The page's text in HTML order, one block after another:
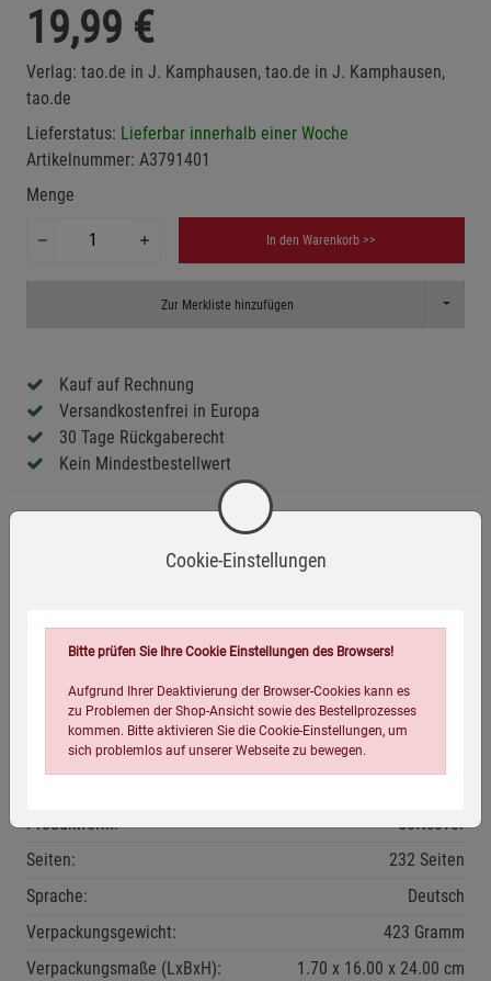
19,99 €
Verlag: tao.de in J. Kamphausen, tao.de in J. Kamphausen,
tao.de
Lieferstatus: Lieferbar innerhalb einer Woche
Artikelnummer: A3791401
Menge
In den Warenkorb >>
Zur Merkliste hinzufügen Toggle
Kauf auf Rechnung
Versandkostenfrei in Europa
30 Tage Rückgaberecht
Kein Mindestbestellwert
Verlag /
tao.de in J. Kamphausen, tao.de in J.
9783958028760
ISBN-10:
Produktform:
Softcover
Seiten:
232 Seiten
Sprache:
Deutsch
Verpackungsgewicht:
423 Gramm
Verpackungsmaße (LxBxH):
1.70 16.00 24.00 cm
Cookie-Einstellungen
Bitte prüfen Sie Ihre Cookie Einstellungen des Browsers!
Aufgrund Ihrer Deaktivierung der Browser-Cookies kann es
zu Problemen der Shop-Ansicht sowie des Bestellprozesses
kommen. Bitte aktivieren Sie die Cookie-Einstellungen, um
sich problemlos auf unserer Webseite zu bewegen.
Einstellungen speichern für die Gruppe